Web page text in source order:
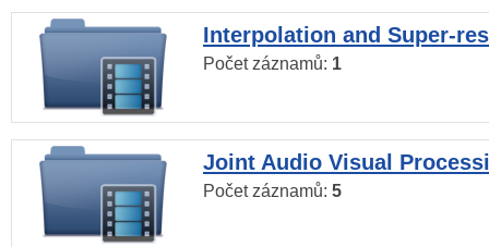
Interpolation and Super-
Počet záznamů: 1
Joint Audio Visual
Počet záznamů: 5